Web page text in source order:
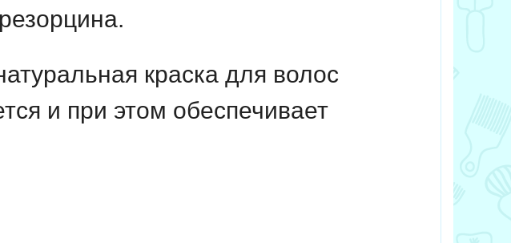
краска для волос
и при этом обеспечивает